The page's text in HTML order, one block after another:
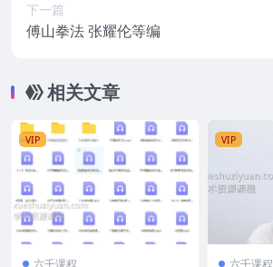
下一篇
傅山拳法 张耀伦等编
相关文章
VIP
六壬课程
VIP
六壬课程